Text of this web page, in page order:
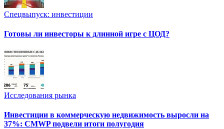
Спецвыпуск: инвестиции
Готовы ли инвесторы к длинной игре с ЦОД?
Исследования рынка
Инвестиции в коммерческую недвижимость выросли на
37%: CMWP подвели итоги полугодия